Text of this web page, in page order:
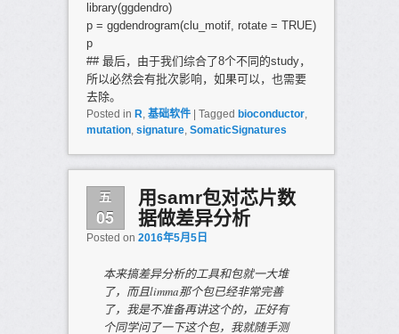
library(ggdendro)
p = ggdendrogram(clu_motif, rotate = TRUE)
p
## 最后，由于我们综合了8个不同的study，
所以必然会有批次影响，如果可以，也需要
去除。
Posted in R, 基础软件 Tagged bioconductor,
mutation, signature, SomaticSignatures
五
05
用samr包对芯片数
据做差异分析
Posted on 2016年5月5日
本来搞差异分析的工具和包就一大堆
了，而且limma那个包已经非常完善
了，我是不准备再讲这个的，正好有
个同学问了一下这个包，我就随手测